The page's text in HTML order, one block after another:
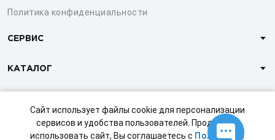
Сайт использует файлы cookie для персонализации
сервисов и удобства пользователей. Продолжая
использовать сайт, Вы соглашаетесь с Политикой
Политика конфиденциальности
СЕРВИС
КАТАЛОГ